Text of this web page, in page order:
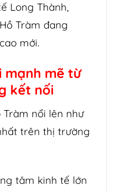
Long Thành,
Tràm đang
mới.
mạnh mẽ từ
kết nối
nổi lên như
trên thị trường
tâm kinh tế lớn